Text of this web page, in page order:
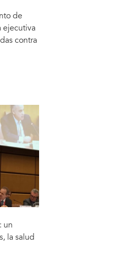
de
ejecutiva
contra
un
la salud